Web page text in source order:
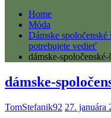
Home
Móda
Dámske
potrebujete vedieť
dámske-spoločenské-
dámske-
TomStefanik92 27. januára